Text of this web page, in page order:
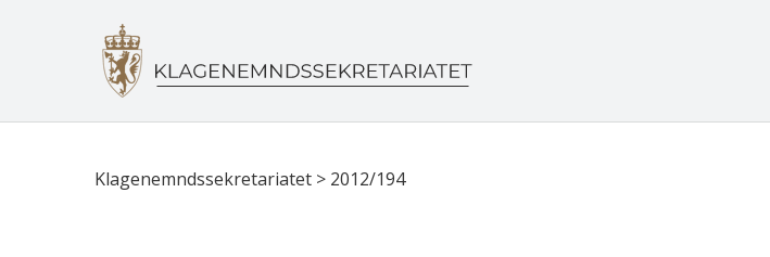
Klagenemndssekretariatet > 2012/194